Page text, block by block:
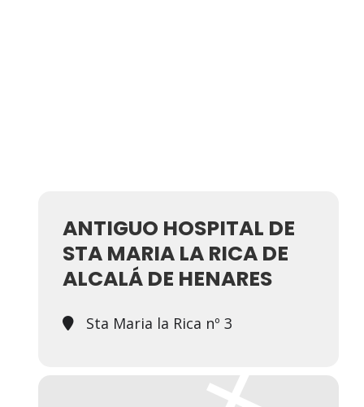
ANTIGUO HOSPITAL DE
STA MARIA LA RICA DE
ALCALÁ DE HENARES
Sta Maria la Rica nº 3